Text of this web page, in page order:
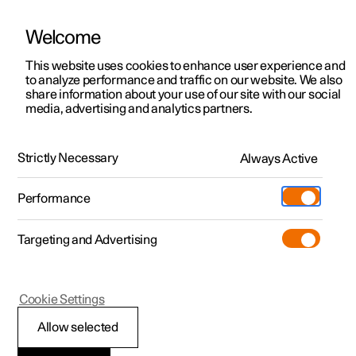
Polestar 2
Polestar 3
Polestar 4
Pre-owned
Shop
Meer
Testrit
Aanbiedingen voor
Testrit
Aanbiedingen voor
Polestar 4 coupé
Ontdek Polestar 4
Testrit
Bekijk onze stockwagens
Aanbiedingen voor
Ontdek Polestar 5
Over pre-owned
Pre-owned aanbiedingen
Aanbiedingen voor particulieren
Aanbiedingen voor
professionelen
Bekijk onze stockwagens
Configureer
Pre-owned
Testrit
Additionals
(Opent in een nieuw venster)
Experiences
Ontmoet ons
Servicepunten
Opladen
Support
HandleidingVideogalerijSoftware-updates
Telefoonverbinding
Polestar 2
Bluetooth-eenheden
Welcome
This website uses cookies to enhance user experience and
to analyze performance and traffic on our website. We also
share information about your use of our site with our social
media, advertising and analytics partners.
Strictly Necessary Always Active
Performance
Targeting and Advertising
Allow selected
Cookie Settings